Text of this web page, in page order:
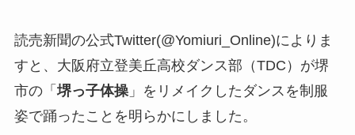
読売新聞の公式Twitter(@Yomiuri_Online)によりま
すと、大阪府立登美丘高校ダンス部（TDC）が堺
市の「堺っ子体操」をリメイクしたダンスを制服
姿で踊ったことを明らかにしました。